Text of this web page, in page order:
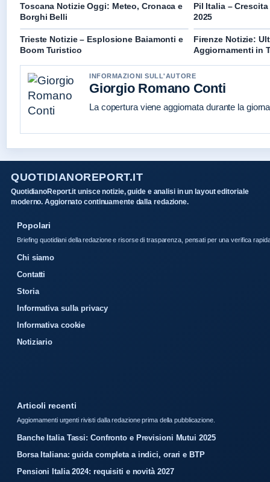
Toscana Notizie Oggi: Meteo, Cronaca e
Borghi Belli
Pil Italia –
2025
Trieste Notizie – Esplosione Baiamonti e
Boom Turistico
Firenze Notizie:
Aggiornamenti in
INFORMAZIONI SULL'AUTORE
Giorgio Romano Conti
La copertura viene aggiornata durante la
QUOTIDIANOREPORT.IT
QuotidianoReport.it unisce notizie, guide e analisi in un layout editoriale
moderno. Aggiornato continuamente dalla redazione.
Popolari
Briefing quotidiani della redazione e risorse di trasparenza, pensati per una verifica
Chi siamo
Contatti
Storia
Informativa sulla privacy
Informativa cookie
Notiziario
Articoli recenti
Aggiornamenti urgenti rivisti dalla redazione prima della pubblicazione.
Banche Italia Tassi: Confronto e Previsioni Mutui 2025
Borsa Italiana: guida completa a indici, orari e BTP
Pensioni Italia 2024: requisiti e novità 2027